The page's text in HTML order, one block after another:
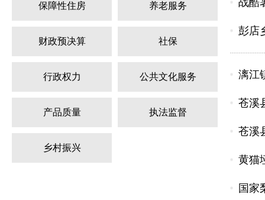
保障性住房 养老服务
财政预决算 社保
行政权力 公共文化服务
产品质量 执法监督
乡村振兴
战酷
彭店
漓江
苍溪
苍溪
黄猫
国家